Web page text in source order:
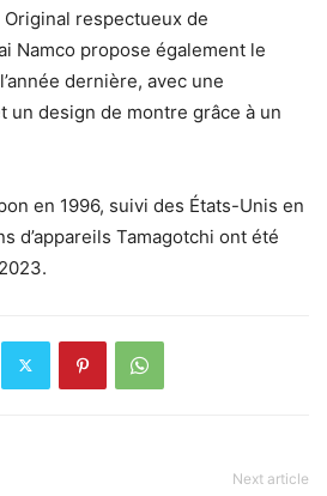
respectueux de
Namco propose également le
dernière, avec une
un design de montre grâce à un
en 1996, suivi des États-Unis en
d’appareils Tamagotchi ont été
Next article